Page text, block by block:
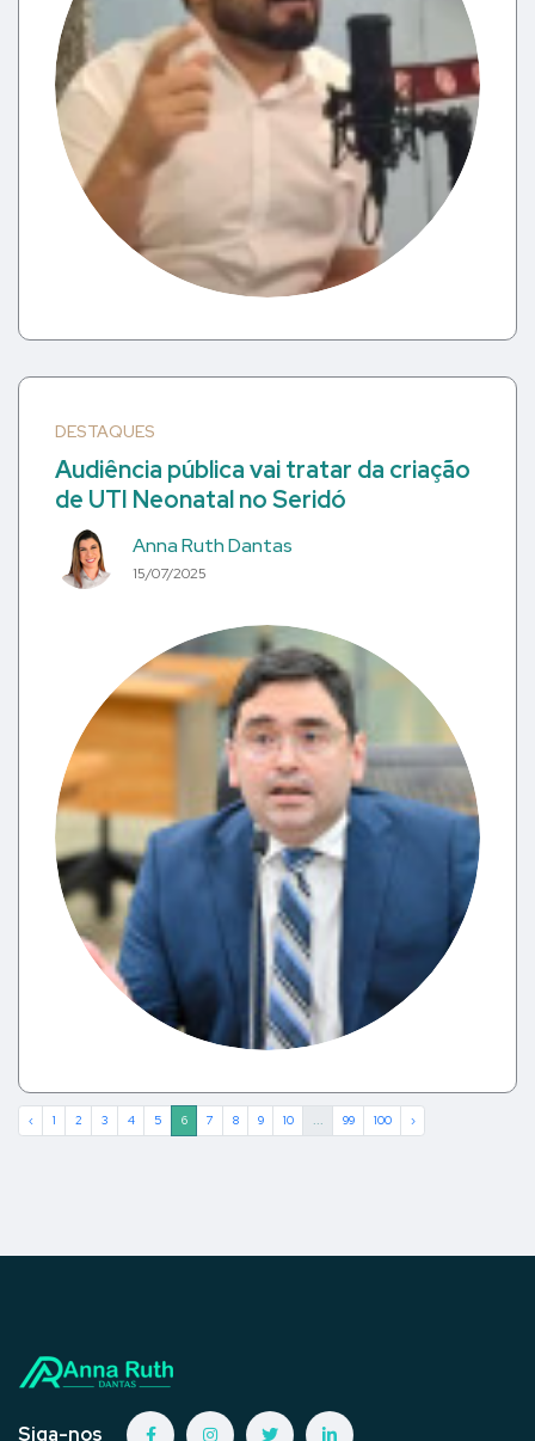
DESTAQUES
Audiência pública vai tratar da criação
de UTI Neonatal no Seridó
Anna Ruth Dantas
15/07/2025
‹ 1 2 3 4 5 6 7 8 9 10 ... 99 100 ›
Siga-nos